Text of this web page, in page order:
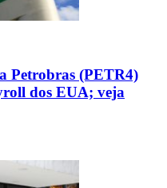
Petrobras (PETR4)
dos EUA; veja